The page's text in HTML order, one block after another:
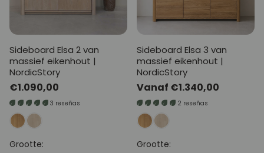
Sideboard Elsa 2 van
massief eikenhout |
NordicStory
Normale
prijs
€1.090,00
3 reseñas
Grootte:
Sideboard Elsa 3 van
massief eikenhout |
NordicStory
Normale
prijs
Vanaf €1.340,00
2 reseñas
Grootte: